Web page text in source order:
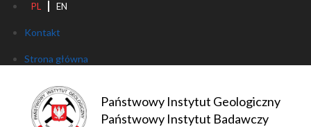
PL EN
Kontakt
Strona główna
Państwowy Instytut Geologiczny
Państwowy Instytut Badawczy